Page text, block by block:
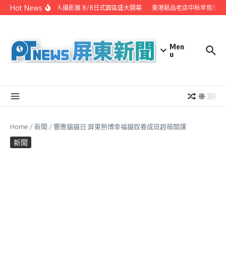
Skip to content
Hot News潮州之美職人攝影展 8/8日式園區盛大開幕 東港鬆品老店中秋早鳥優
Men
u
Home /新聞 /響應貓貓日 屏東熱博幸福貓奴養成班超萌開課
新聞